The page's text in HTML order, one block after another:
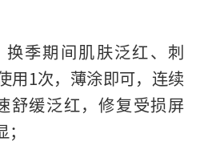
换季期间肌肤泛红、刺
用1次，薄涂即可，连续
舒缓泛红，修复受损屏